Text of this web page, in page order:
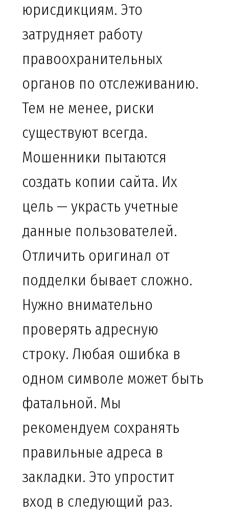
юрисдикциям. Это
затрудняет работу
правоохранительных
органов по отслеживанию.
Тем не менее, риски
существуют всегда.
Мошенники пытаются
создать копии сайта. Их
цель — украсть учетные
данные пользователей.
Отличить оригинал от
подделки бывает сложно.
Нужно внимательно
проверять адресную
строку. Любая ошибка в
одном символе может быть
фатальной. Мы
рекомендуем сохранять
правильные адреса в
закладки. Это упростит
вход в следующий раз.